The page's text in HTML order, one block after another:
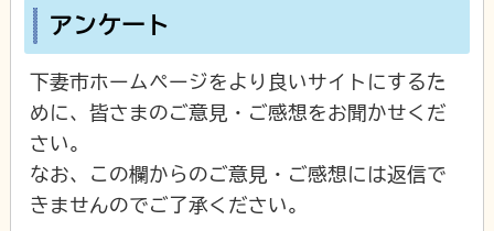
アンケート
下妻市ホームページをより良いサイトにするた
めに、皆さまのご意見・ご感想をお聞かせくだ
さい。
なお、この欄からのご意見・ご感想には返信で
きませんのでご了承ください。